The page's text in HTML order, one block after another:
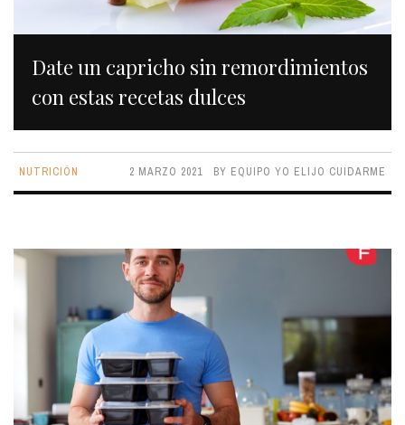
Date un capricho sin remordimientos
con estas recetas dulces
NUTRICIÓN 2 MARZO 2021 BY EQUIPO YO ELIJO CUIDARME